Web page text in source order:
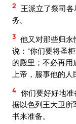
2 王派立了祭司
务。
3 他又对那些归永
说：“你们要将圣
的殿里；不必再
上帝，服事他的人
4 你们要好好地
据以色列王大卫所
书来准备。